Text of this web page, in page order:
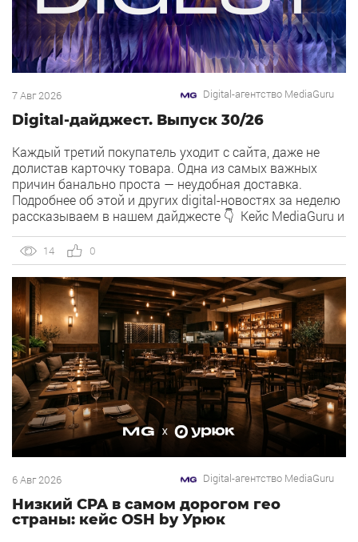
7 Авг 2026 Digital-агентство MediaGuru
Digital-дайджест. Выпуск 30/26
Каждый третий покупатель уходит с сайта, даже не
долистав карточку товара. Одна из самых важных
причин банально проста — неудобная доставка.
Подробнее об этой и других digital-новостях за неделю
рассказываем в нашем дайджесте 👇 Кейс MediaGuru и
Агентство продвигает ресторан OSH by Урюк в
геоперформансе […]
14 0
6 Авг 2026 Digital-агентство MediaGuru
Низкий CPA в самом дорогом гео
страны: кейс OSH by Урюк